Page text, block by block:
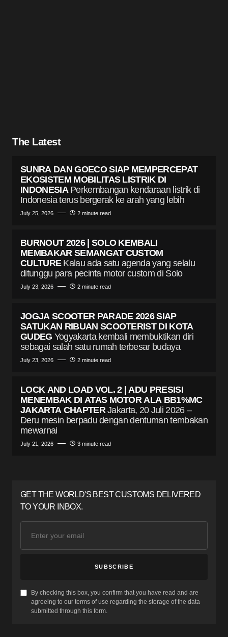
The Latest
SUNRA DAN GOECO SIAP MEMPERCEPAT
EKOSISTEM MOBILITAS LISTRIK DI
INDONESIA Perkembangan kendaraan listrik di
Indonesia terus bergerak ke arah yang lebih
July 25, 2026 2 minute read
BURNOUT 2026 | SOLO KEMBALI
MEMBAKAR SEMANGAT CUSTOM
CULTURE Kalau ada satu agenda yang selalu
ditunggu para pecinta motor custom di Solo
July 23, 2026 2 minute read
JOGJA SCOOTER PARADE 2026 SIAP
SATUKAN RIBUAN SCOOTERIST DI KOTA
GUDEG Yogyakarta kembali membuktikan diri
sebagai salah satu rumah terbesar budaya
July 23, 2026 2 minute read
LOCK AND LOAD VOL. 2 | ADU PRESISI
MENEMBAK DI ATAS MOTOR ALA BB1%MC
JAKARTA CHAPTER Jakarta, 20 Juli 2026 –
Deru mesin berpadu dengan dentuman tembakan
mewarnai
July 21, 2026 3 minute read
GET THE WORLD'S BEST CUSTOMS DELIVERED
TO YOUR INBOX.
SUBSCRIBE
By checking this box, you confirm that you have read and are
agreeing to our terms of use regarding the storage of the data
submitted through this form.